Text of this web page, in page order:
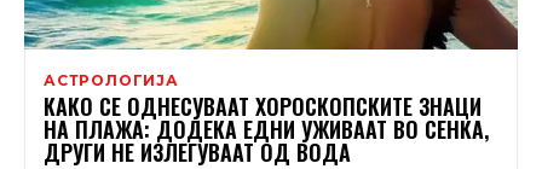
АСТРОЛОГИЈА
КАКО СЕ ОДНЕСУВААТ ХОРОСКОПСКИТЕ ЗНАЦИ
НА ПЛАЖА: ДОДЕКА ЕДНИ УЖИВААТ ВО СЕНКА,
ДРУГИ НЕ ИЗЛЕГУВААТ ОД ВОДА